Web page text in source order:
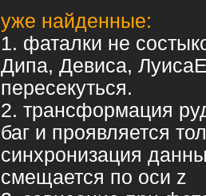
уже найденные:
1. фаталки не
Дипа, Девиса,
пересекуться.
2. трансформация
баг и проявляется
синхронизация
смещается по оси z